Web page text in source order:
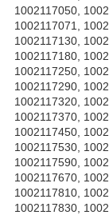
1002117050,
1002117071,
1002117130,
1002117180,
1002117250,
1002117290,
1002117320,
1002117370,
1002117450,
1002117530,
1002117590,
1002117670,
1002117810,
1002117830,